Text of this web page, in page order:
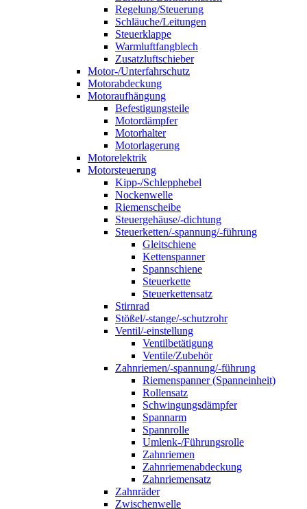
Regelung/Steuerung
Schläuche/Leitungen
Steuerklappe
Warmluftfangblech
Zusatzluftschieber
Motor-/Unterfahrschutz
Motorabdeckung
Motoraufhängung
Befestigungsteile
Motordämpfer
Motorhalter
Motorlagerung
Motorelektrik
Motorsteuerung
Kipp-/Schlepphebel
Nockenwelle
Riemenscheibe
Steuergehäuse/-dichtung
Steuerketten/-spannung/-führung
Gleitschiene
Kettenspanner
Spannschiene
Steuerkette
Steuerkettensatz
Stirnrad
Stößel/-stange/-schutzrohr
Ventil/-einstellung
Ventilbetätigung
Ventile/Zubehör
Zahnriemen/-spannung/-führung
Riemenspanner (Spanneinheit)
Rollensatz
Schwingungsdämpfer
Spannarm
Spannrolle
Umlenk-/Führungsrolle
Zahnriemen
Zahnriemenabdeckung
Zahnriemensatz
Zahnräder
Zwischenwelle